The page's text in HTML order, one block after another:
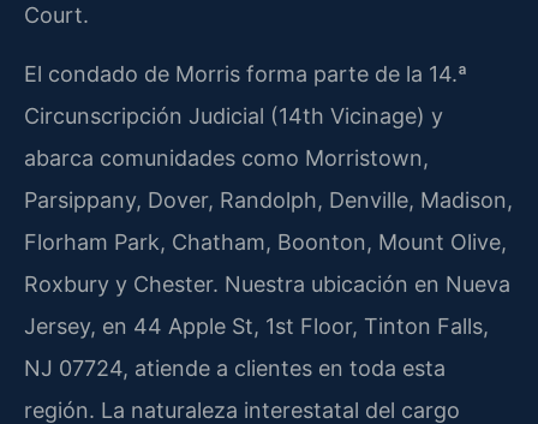
Court.
El condado de Morris forma parte de la 14.ª
Circunscripción Judicial (14th Vicinage) y
abarca comunidades como Morristown,
Parsippany, Dover, Randolph, Denville, Madison,
Florham Park, Chatham, Boonton, Mount Olive,
Roxbury y Chester. Nuestra ubicación en Nueva
Jersey, en 44 Apple St, 1st Floor, Tinton Falls,
NJ 07724, atiende a clientes en toda esta
región. La naturaleza interestatal del cargo